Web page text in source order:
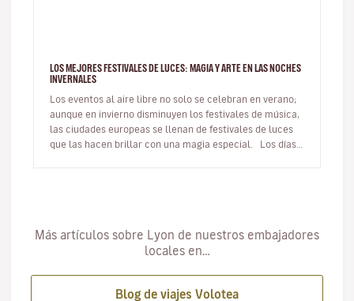
LOS MEJORES FESTIVALES DE LUCES: MAGIA Y ARTE EN LAS NOCHES
INVERNALES
Los eventos al aire libre no solo se celebran en verano;
aunque en invierno disminuyen los festivales de música,
las ciudades europeas se llenan de festivales de luces
que las hacen brillar con una magia especial. Los días
Más artículos sobre Lyon de nuestros embajadores
locales en…
Blog de viajes Volotea